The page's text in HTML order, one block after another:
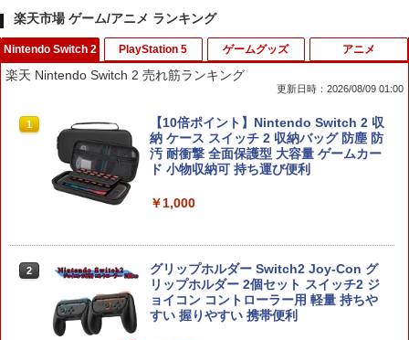
楽天市場 ゲーム/アニメ ランキング
Nintendo Switch 2
楽天 Nintendo Switch 2 売れ筋ランキング
更新日時：2026/08/09 01:00
1
【10倍ポイント】Nintendo Switch 2 収
納 ケース スイッチ 2 収納バッグ 防塵 防
汚 耐衝撃 全面保護型 大容量 ゲームカー
ド 小物収納可 持ち運び便利
￥1,000
2
グリップホルダー Switch2 Joy-Con グ
リップホルダー 2個セット スイッチ2 ジ
ョイコン コントローラー用 軽量 持ちや
すい 握りやすい 携帯便利
PlayStation 5 ゲームグッズ アニメ